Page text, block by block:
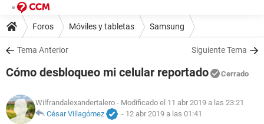
Foros Móviles y tabletas Samsung
Tema Anterior Siguiente Tema
Cómo desbloqueo mi celular reportado Cerrado
Wilfrandalexandertalero - Modificado el 11 abr 2019 a las 23:21
César Villagómez
- 12 abr 2019 a las 01:41